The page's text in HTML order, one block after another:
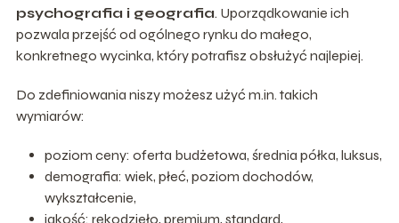
psychografia i geografia. Uporządkowanie ich
pozwala przejść od ogólnego rynku do małego,
konkretnego wycinka, który potrafisz obsłużyć najlepiej.
Do zdefiniowania niszy możesz użyć m.in. takich
wymiarów:
poziom ceny: oferta budżetowa, średnia półka, luksus,
demografia: wiek, płeć, poziom dochodów,
wykształcenie,
jakość: rękodzieło, premium, standard,